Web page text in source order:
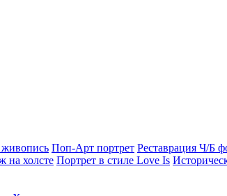
Поп-Арт портрет Реставрация Ч/Б
на холсте Портрет в стиле Love Is